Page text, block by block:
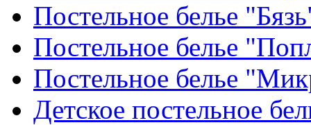
Постельное белье
Постельное белье
Постельное белье
Детское постельное